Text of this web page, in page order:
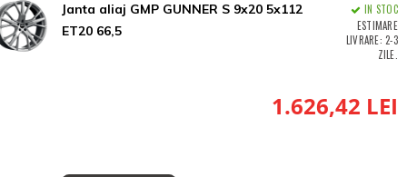
Janta aliaj GMP GUNNER S 9x20 5x112
ET20 66,5
IN STOC
ESTIMARE
LIVRARE: 2-3
ZILE.
1.626,42 LEI